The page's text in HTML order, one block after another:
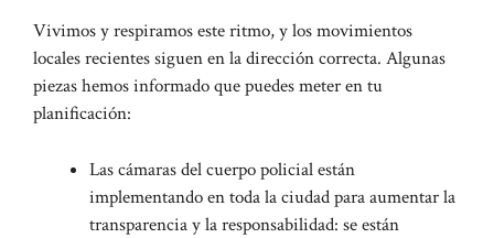
Vivimos y respiramos este ritmo, y los movimientos
locales recientes siguen en la dirección correcta. Algunas
piezas hemos informado que puedes meter en tu
planificación:
Las cámaras del cuerpo policial están
implementando en toda la ciudad para aumentar la
transparencia y la responsabilidad: se están